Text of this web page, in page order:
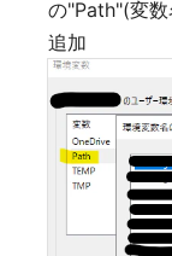
の"Path"(変
追加